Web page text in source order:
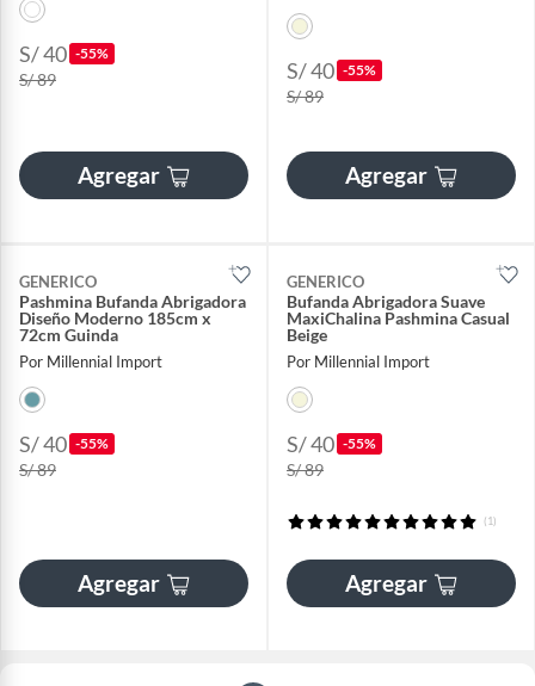
S/ 40 -55%
S/ 89
Agregar
S/ 40 -55%
S/ 89
Agregar
GENERICO
Pashmina Bufanda Abrigadora
Diseño Moderno 185cm x
72cm Guinda
Por Millennial Import
S/ 40 -55%
S/ 89
Agregar
GENERICO
Bufanda Abrigadora Suave
MaxiChalina Pashmina Casual
Beige
Por Millennial Import
S/ 40 -55%
S/ 89
(1)
Agregar